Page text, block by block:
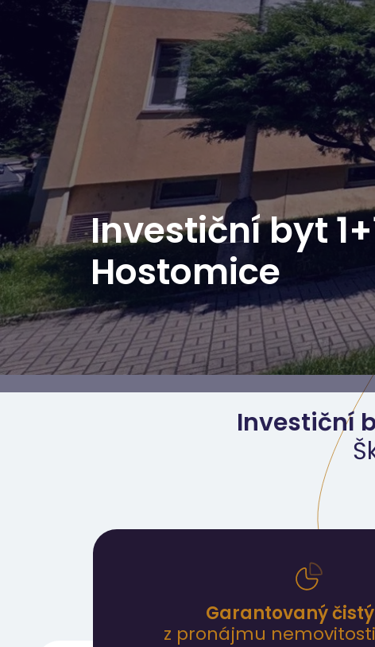
Investiční byt
Hostomice
Investiční
Garantovaný
z pronájmu